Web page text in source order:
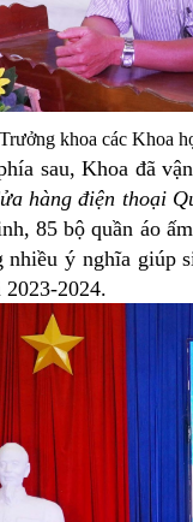
khoa các Khoa
sau, Khoa đã
hàng điện thoại
85 bộ quần áo
nhiều ý nghĩagiúp
2024.